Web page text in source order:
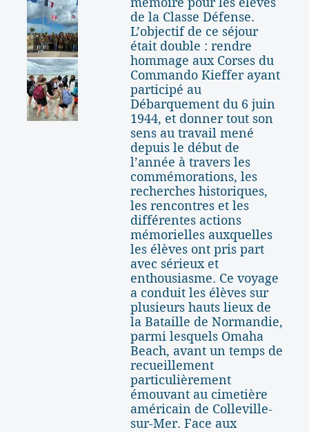
de la Classe Défense.
L’objectif de ce séjour
était double : rendre
hommage aux Corses du
Commando Kieffer ayant
participé au
Débarquement du 6 juin
1944, et donner tout son
sens au travail mené
depuis le début de
l’année à travers les
commémorations, les
recherches historiques,
les rencontres et les
différentes actions
mémorielles auxquelles
les élèves ont pris part
avec sérieux et
enthousiasme. Ce voyage
a conduit les élèves sur
plusieurs hauts lieux de
la Bataille de Normandie,
parmi lesquels Omaha
Beach, avant un temps de
recueillement
particulièrement
émouvant au cimetière
américain de Colleville-
sur-Mer. Face aux